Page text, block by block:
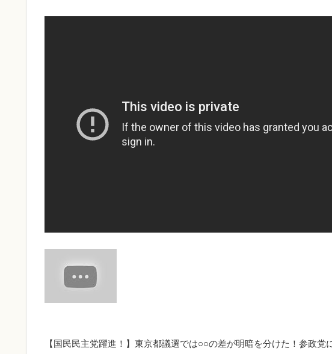
【国民民主党躍進！】東京都議選では○○の差が明暗を分けた！参政